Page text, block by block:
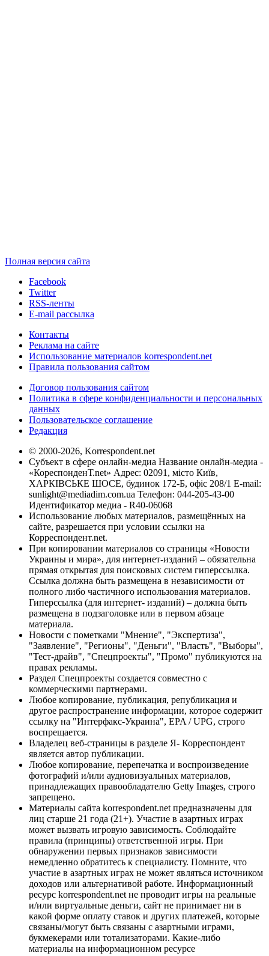
Полная версия сайта
Facebook
Twitter
RSS-ленты
E-mail рассылка
Контакты
Реклама на сайте
Использование материалов korrespondent.net
Правила пользования сайтом
Договор пользования сайтом
Политика в сфере конфиденциальности и персональных
данных
Пользовательское соглашение
Редакция
© 2000-2026, Korrespondent.net
Субъект в сфере онлайн-медиа Название онлайн-медиа -
«КореспонденТ.net» Адрес: 02091, місто Київ,
ХАРКІВСЬКЕ ШОСЕ, будинок 172-Б, офіс 208/1 E-mail:
sunlight@mediadim.com.ua Телефон: 044-205-43-00
Идентификатор медиа - R40-06068
Использование любых материалов, размещённых на
сайте, разрешается при условии ссылки на
Корреспондент.net.
При копировании материалов со страницы «Новости
Украины и мира», для интернет-изданий – обязательна
прямая открытая для поисковых систем гиперссылка.
Ссылка должна быть размещена в независимости от
полного либо частичного использования материалов.
Гиперссылка (для интернет- изданий) – должна быть
размещена в подзаголовке или в первом абзаце
материала.
Новости с пометками "Мнение", "Экспертиза",
"Заявление", "Регионы", "Деньги", "Власть", "Выборы",
"Тест-драйв", "Спецпроекты", "Промо" публикуются на
правах рекламы.
Раздел Спецпроекты создается совместно с
коммерческими партнерами.
Любое копирование, публикация, републикация и
другое распространение информации, которое содержит
ссылку на "Интерфакс-Украина", EPA / UPG, строго
воспрещается.
Владелец веб-страницы в разделе Я- Корреспондент
является автор публикации.
Любое копирование, перепечатка и воспроизведение
фотографий и/или аудиовизуальных материалов,
принадлежащих правообладателю Getty Images, строго
запрещено.
Материалы сайта korrespondent.net предназначены для
лиц старше 21 года (21+). Участие в азартных играх
может вызвать игровую зависимость. Соблюдайте
правила (принципы) ответственной игры. При
обнаружении первых признаков зависимости
немедленно обратитесь к специалисту. Помните, что
участие в азартных играх не может являться источником
доходов или альтернативой работе. Информационный
ресурс korrespondent.net не проводит игры на реальные
и/или виртуальные деньги, сайт не принимает ни в
какой форме оплату ставок и других платежей, которые
связаны/могут быть связаны с азартными играми,
букмекерами или тотализаторами. Какие-либо
материалы на информационном ресурсе